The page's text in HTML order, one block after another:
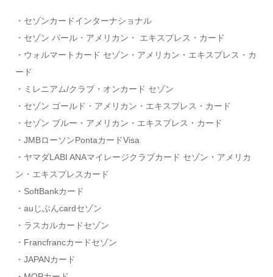
・セゾンカードインターナショナル
・セゾン パール・アメリカン・ エキスプレス・カード
・ウォルマートカード セゾン・アメリカン・エキスプレス・カ
ード
・ミレニアム/クラブ・オンカード セゾン
・セゾン ゴールド・アメリカン・エキスプレス・カード
・セゾン ブルー・アメリカン・エキスプレス・カード
・JMBローソンPontaカードVisa
・ヤマダLABI ANAマイレージクラブカード セゾン・アメリカ
ン・エキスプレスカード
・SoftBankカード
・auじぶんcardセゾン
・ラスカルカードセゾン
・Francfrancカードセゾン
・JAPANカード